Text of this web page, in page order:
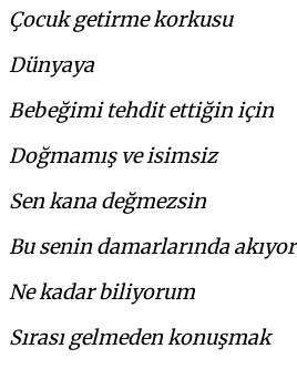
Çocuk getirme korkusu
Dünyaya
Bebeğimi tehdit ettiğin için
Doğmamış ve isimsiz
Sen kana değmezsin
Bu senin damarlarında akıyor
Ne kadar biliyorum
Sırası gelmeden konuşmak